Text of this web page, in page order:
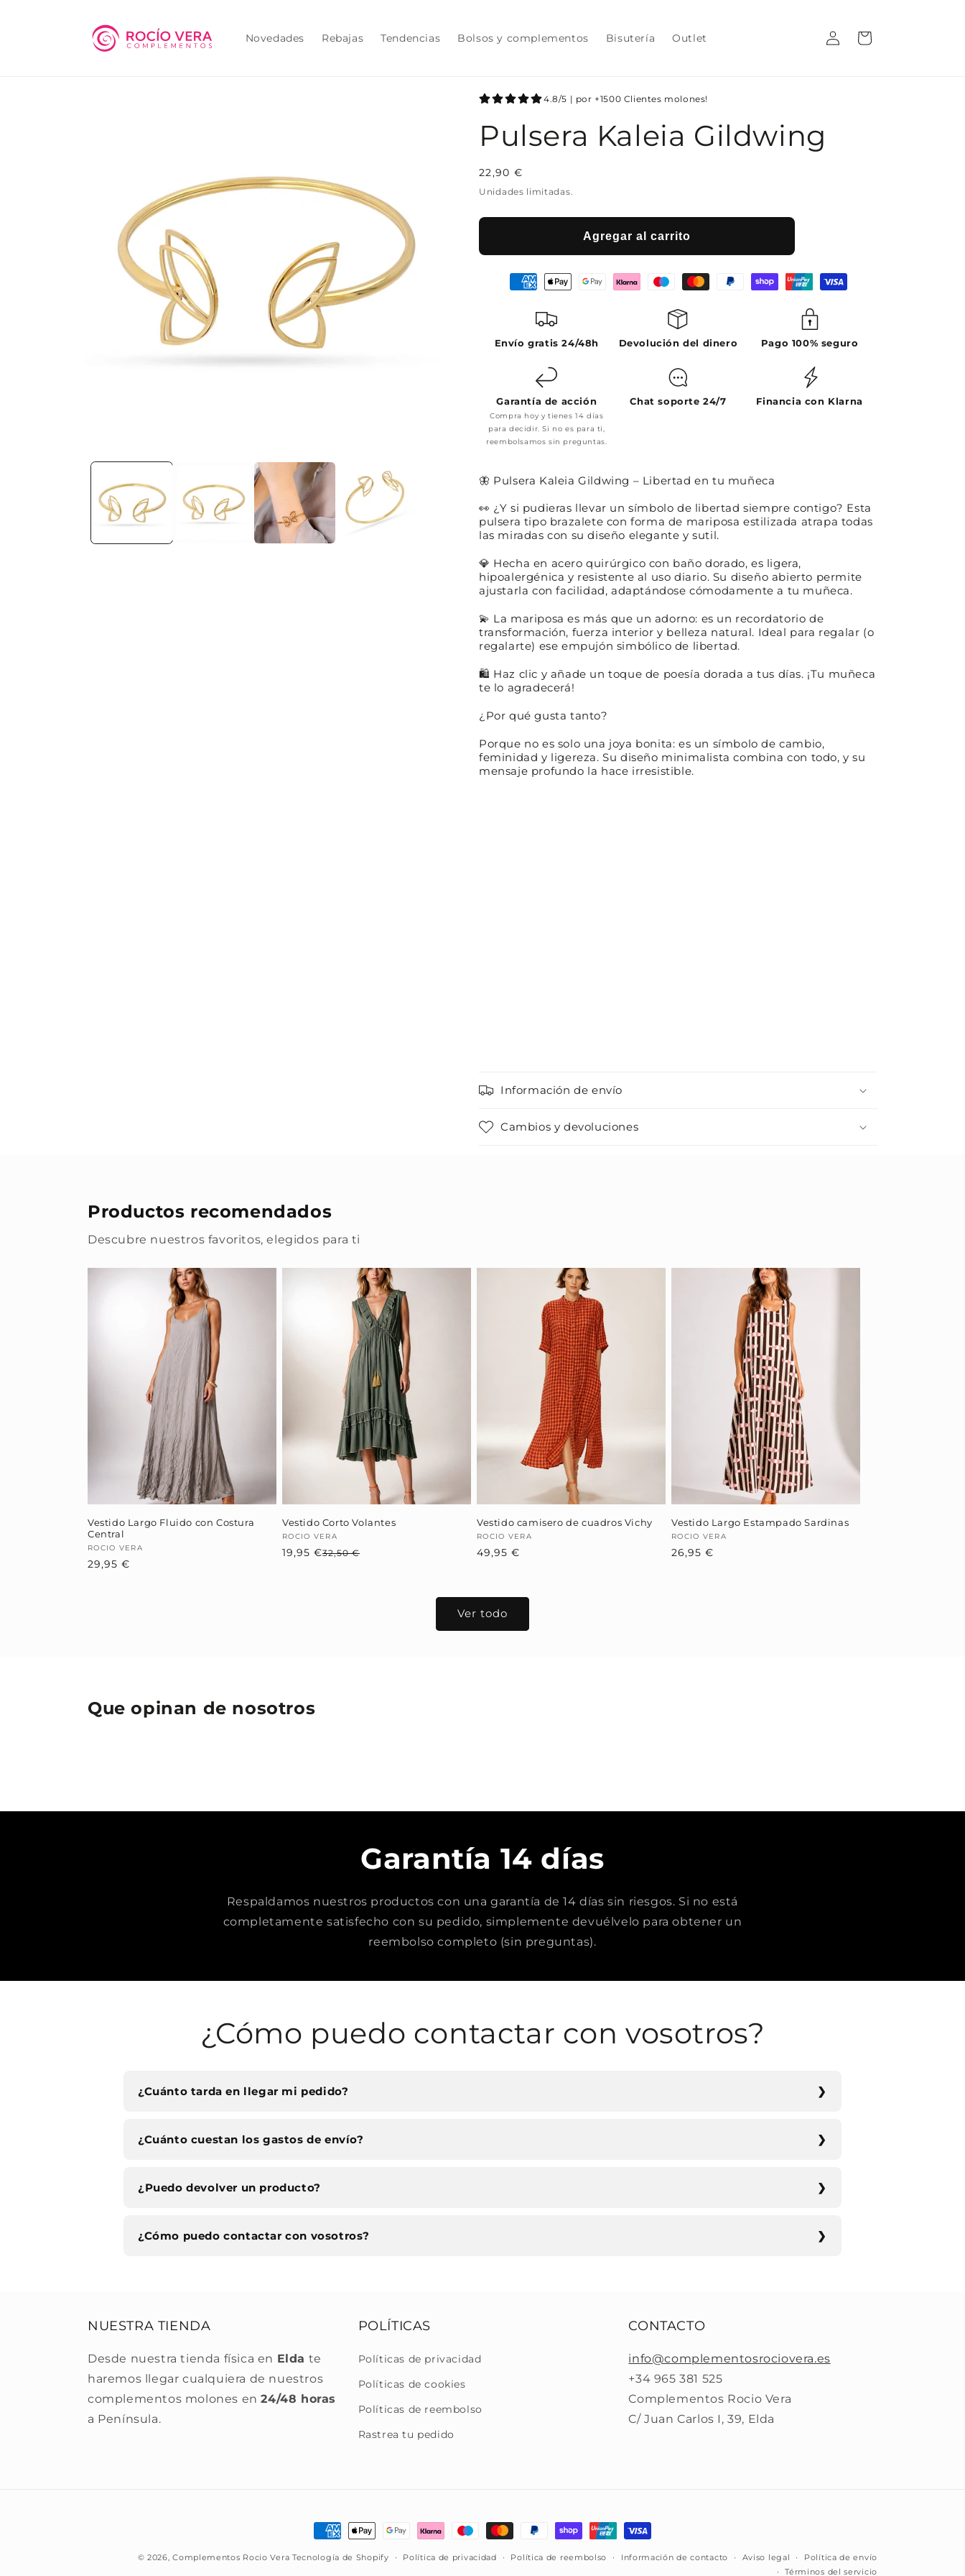
Novedades Rebajas Tendencias Bolsos y complementos Bisutería Outlet
Iniciar
sesión
Carrito
4.8/5 | por +1500 Clientes molones!
Pulsera Kaleia Gildwing
Precio
habitual
22,90 €
Unidades limitadas.
Agregar al carrito
Envío gratis 24/48h Devolución del dinero Pago 100% seguro
Garantía de acción
Compra hoy y tienes 14 días
para decidir. Si no es para ti,
reembolsamos sin preguntas.
Chat soporte 24/7 Financia con Klarna
🦋 Pulsera Kaleia Gildwing – Libertad en tu muñeca
👀 ¿Y si pudieras llevar un símbolo de libertad siempre contigo? Esta
pulsera tipo brazalete con forma de mariposa estilizada atrapa todas
las miradas con su diseño elegante y sutil.
💎 Hecha en acero quirúrgico con baño dorado, es ligera,
hipoalergénica y resistente al uso diario. Su diseño abierto permite
ajustarla con facilidad, adaptándose cómodamente a tu muñeca.
💫 La mariposa es más que un adorno: es un recordatorio de
transformación, fuerza interior y belleza natural. Ideal para regalar (o
regalarte) ese empujón simbólico de libertad.
🛍 Haz clic y añade un toque de poesía dorada a tus días. ¡Tu muñeca
te lo agradecerá!
¿Por qué gusta tanto?
Porque no es solo una joya bonita: es un símbolo de cambio,
feminidad y ligereza. Su diseño minimalista combina con todo, y su
mensaje profundo la hace irresistible.
Información de envío
Cambios y devoluciones
Productos recomendados
Descubre nuestros favoritos, elegidos para ti
Vestido Largo Fluido con Costura
Central
Proveedor:
ROCIO VERA
Precio
29,95 €
Vestido Corto Volantes
Proveedor:
ROCIO VERA
32,50 €
19,95 €
Vestido camisero de cuadros Vichy
Proveedor:
ROCIO VERA
Precio
49,95 €
Vestido Largo Estampado Sardinas
Proveedor:
ROCIO VERA
Precio
26,95 €
Ver todo
Que opinan de nosotros
Garantía 14 días
Respaldamos nuestros productos con una garantía de 14 días sin riesgos. Si no está
completamente satisfecho con su pedido, simplemente devuélvelo para obtener un
reembolso completo (sin preguntas).
¿Cómo puedo contactar con vosotros?
¿Cuánto tarda en llegar mi pedido?
¿Cuánto cuestan los gastos de envío?
¿Puedo devolver un producto?
¿Cómo puedo contactar con vosotros?
NUESTRA TIENDA
Desde nuestra tienda física en Elda te
haremos llegar cualquiera de nuestros
complementos molones en24/48 horas
a Península.
POLÍTICAS
Políticas de privacidad
Políticas de cookies
Políticas de reembolso
Rastrea tu pedido
CONTACTO
info@complementosrociovera.es
+34 965 381 525
Complementos Rocio Vera
C/ Juan Carlos I, 39, Elda
Formas
de
© 2026,Complementos Rocio Vera Tecnología de Shopify Política de privacidad Política de reembolso Información de contacto Aviso legal
Política de envío
Términos del servicio